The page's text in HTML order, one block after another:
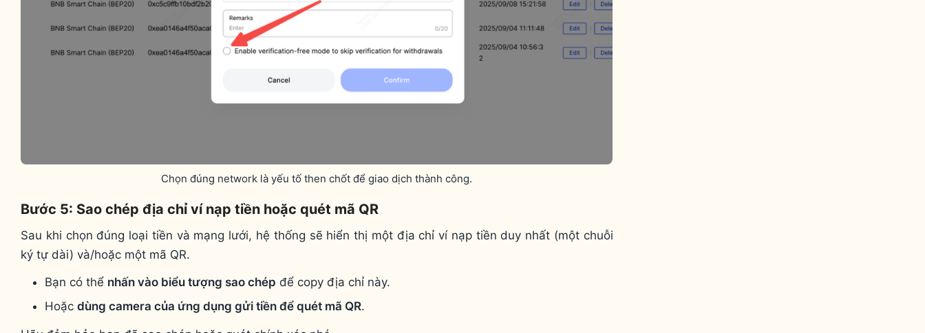
Chọn đúng network là yếu tố then chốt để giao dịch thành công.
Bước 5: Sao chép địa chỉ ví nạp tiền hoặc quét mã QR
Sau khi chọn đúng loại tiền và mạng lưới, hệ thống sẽ hiển thị một địa chỉ ví nạp tiền duy nhất (một chuỗi
ký tự dài) và/hoặc một mã QR.
Bạn có thể nhấn vào biểu tượng sao chép để copy địa chỉ này.
Hoặcdùng camera của ứng dụng gửi tiền để quét mã QR.